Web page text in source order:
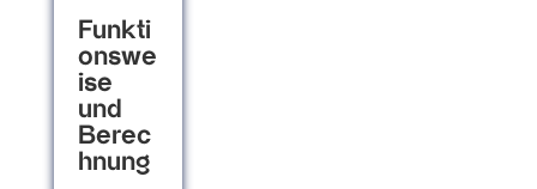
Funkti
onswe
ise
und
Berec
hnung